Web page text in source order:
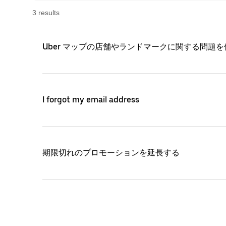
3 results
Uber マップの店舗やランドマークに関する問題を
I forgot my email address
期限切れのプロモーションを延長する